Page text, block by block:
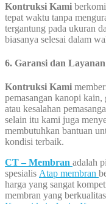
Kontruksi Kami
tepat waktu tanpa
tergantung pada ukuran
biasanya selesai dalam
6. Garansi dan
Kontruksi Kami
pemasangan kanopi
atau kesalahan
selain itu kami juga
membutuhkan bantuan
kondisi terbaik.
CT – Membran adalah
spesialis Atap membran
harga yang sangat
membran yang